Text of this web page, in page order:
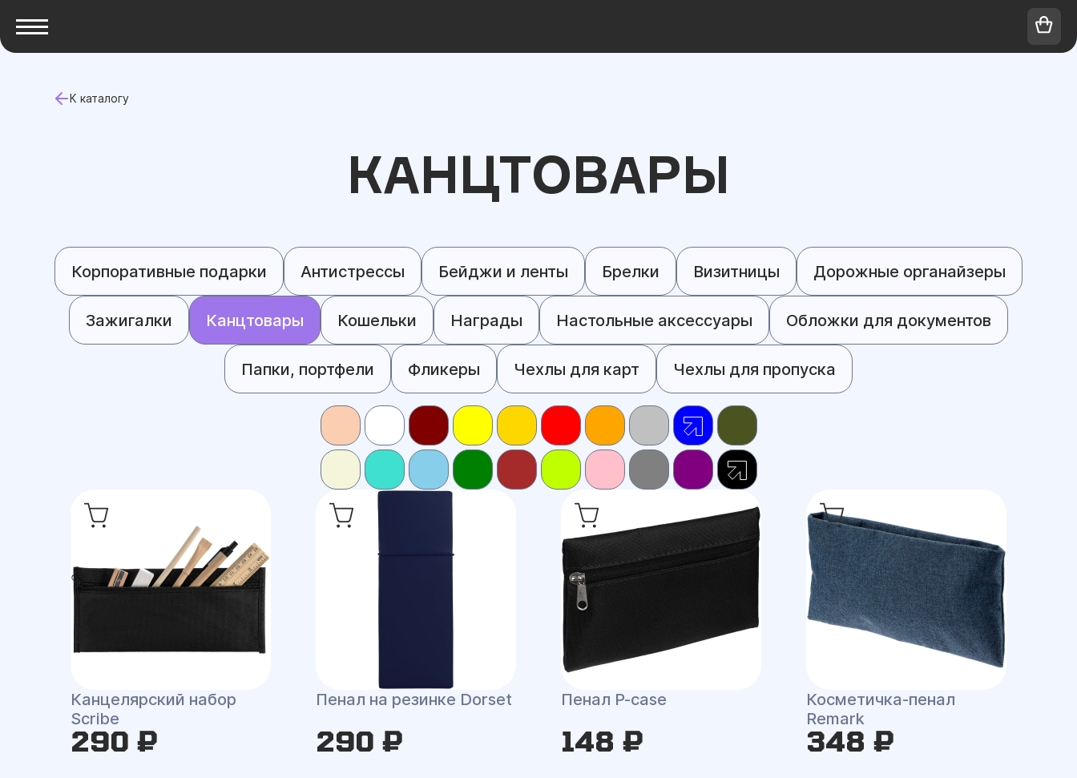
К каталогу
КАНЦТОВАРЫ
Корпоративные подарки Антистрессы Бейджи и ленты Брелки Визитницы Дорожные органайзеры
Зажигалки Канцтовары Кошельки Награды Настольные аксессуары Обложки для документов
Папки, портфели Фликеры Чехлы для карт Чехлы для пропуска
Канцелярский набор
Scribe
290 ₽
Пенал на резинке Dorset
290 ₽
Пенал P-case
148 ₽
Косметичка-пенал
Remark
348 ₽